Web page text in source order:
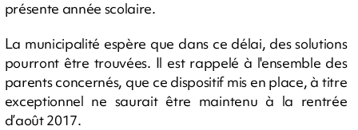
présente année scolaire.
La municipalité espère que dans ce délai, des solutions
pourront être trouvées. Il est rappelé à l'ensemble des
parents concernés, que ce dispositif mis en place, à titre
exceptionnel ne saurait être maintenu à la rentrée
d’août 2017.